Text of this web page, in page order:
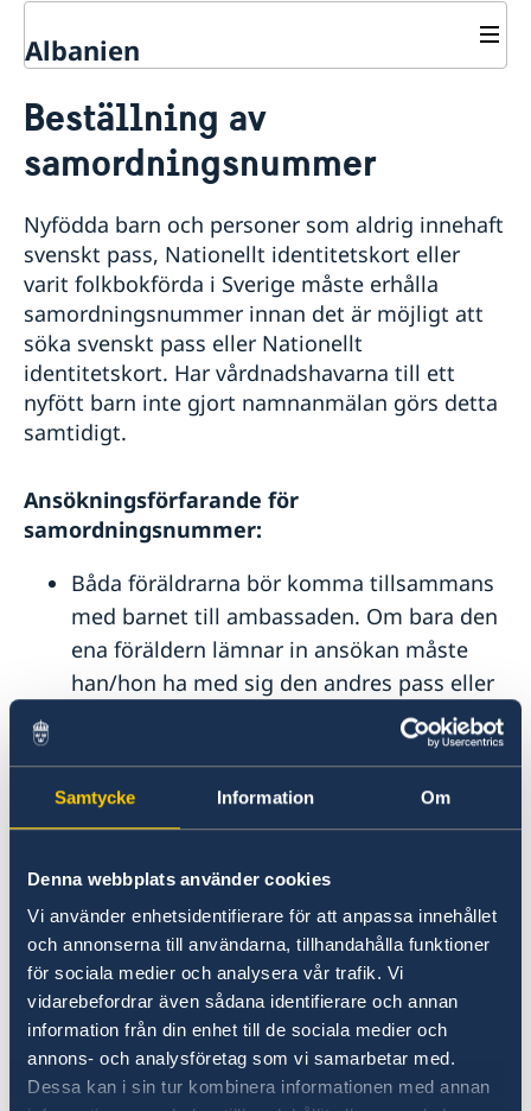
Samtycke Information Om
Denna webbplats använder cookies
Vi använder enhetsidentifierare för att anpassa innehållet
och annonserna till användarna, tillhandahålla funktioner
för sociala medier och analysera vår trafik. Vi
vidarebefordrar även sådana identifierare och annan
information från din enhet till de sociala medier och
annons- och analysföretag som vi samarbetar med.
Dessa kan i sin tur kombinera informationen med annan
Albanien
Hjälp till svenskar i Albanien
Rösta i Albanien
Apostille och Legaliseringar
Pass i Albanien
Förnyelse av pass för vuxna
Provisoriskt pass
Förlust av pass
Förnyelse av pass för barn under 18 år
Ansökan om pass för barn under 18 år
Samordningsnummer
Nationellt id-kort
Akut hjälp
Larmcentraler
Om du blir sjuk eller råkar ut för en olycka
Ekonomiskt nödställd
Avgifter
Ambassadens reseinformation
Aktuella händelser
Allmänna säkerhetsläget
Terrorism
Naturförhållanden och katastrofer
In- och utresebestämmelser
Hälso- och sjukvård
Kriminalitet och personlig säkerhet
Trafiksäkerhet
Resa i Albanien
Om olyckan är framme
Inför resan
Resa med läkemedel
Resa med husdjur
Pass och ID-kort
Se till att vara försäkrad
Utvecklingssamarbete
Samarbetspartners
Dataskyddspolicy för utlandsmyndigheten
Beställning av
samordningsnummer
Nyfödda barn och personer som aldrig innehaft
svenskt pass, Nationellt identitetskort eller
varit folkbokförda i Sverige måste erhålla
samordningsnummer innan det är möjligt att
söka svenskt pass eller Nationellt
identitetskort. Har vårdnadshavarna till ett
nyfött barn inte gjort namnanmälan görs detta
samtidigt.
Ansökningsförfarande för
samordningsnummer:
Båda föräldrarna bör komma tillsammans
med barnet till ambassaden. Om bara den
ena föräldern lämnar in ansökan måste
han/hon ha med sig den andres pass eller
giltig fotolegitimation (original eller
detta styrkas med intyg eller
Föräldrarna ska styrka sin identitet med
pass eller giltig fotolegitimation.
Födelsebevis för barnet ioriginal.
Födelsebeviset ska vara utfärdat av en
behörig myndighet i födelselandet och
innehålla uppgifter om barnets namn,
födelsedatum, födelseort och föräldrar.